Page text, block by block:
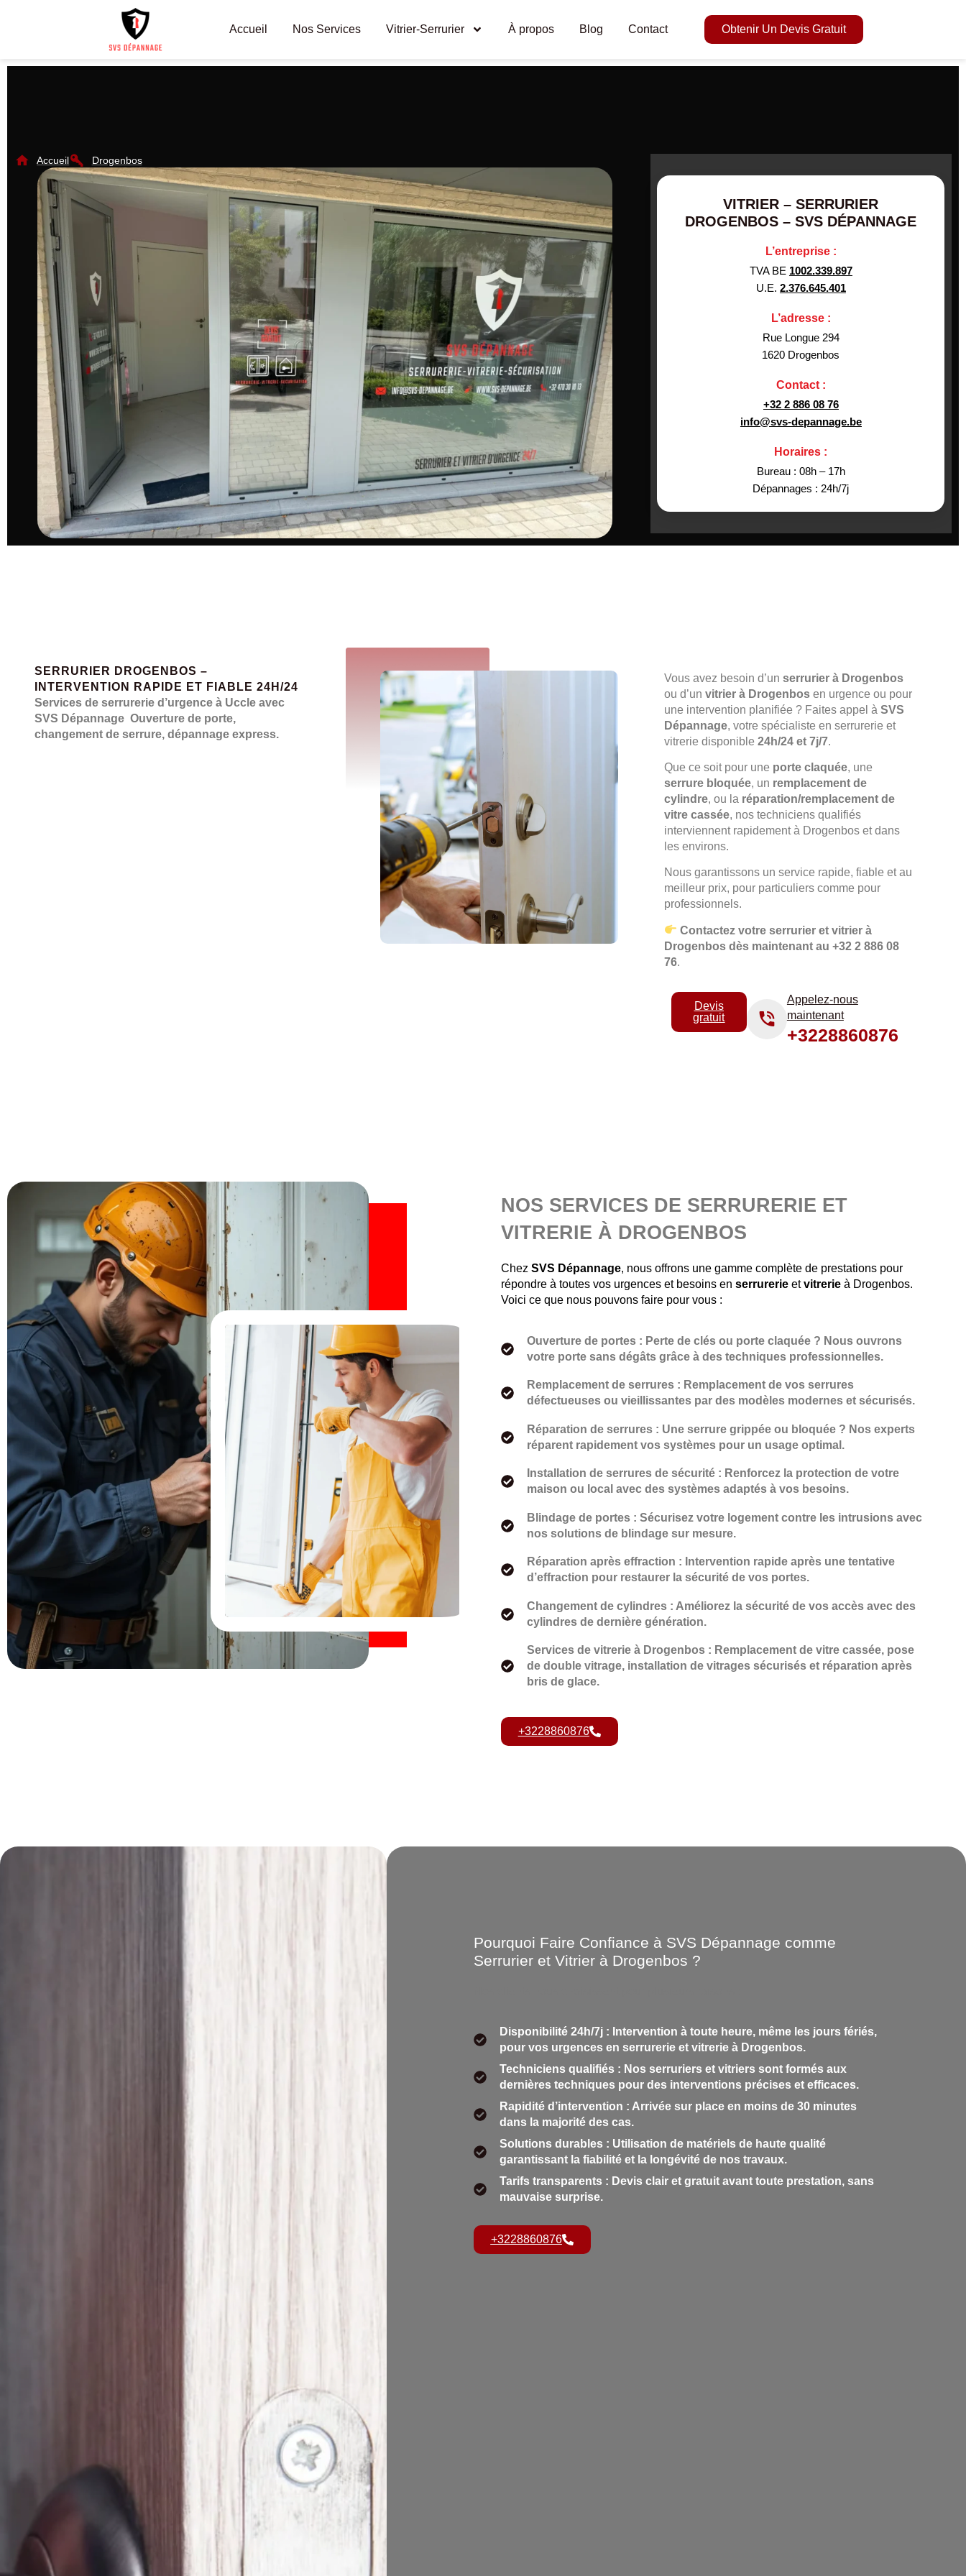
Accueil Nos Services Vitrier-Serrurier À propos Blog Contact Obtenir Un Devis Gratuit
Accueil Drogenbos
VITRIER – SERRURIER
DROGENBOS – SVS DÉPANNAGE
L’entreprise :
TVA BE 1002.339.897
U.E. 2.376.645.401
L’adresse :
Rue Longue 294
1620 Drogenbos
Contact :
+32 2 886 08 76
info@svs-depannage.be
Horaires :
Bureau : 08h – 17h
Dépannages : 24h/7j
SERRURIER DROGENBOS –
INTERVENTION RAPIDE ET FIABLE 24H/24
Services de serrurerie d’urgence à Uccle avec
SVS Dépannage Ouverture de porte,
changement de serrure, dépannage express.
Vous avez besoin d’un serrurier à Drogenbos
ou d’un vitrier à Drogenbosen urgence ou pour
une intervention planifiée ? Faites appel à SVS
Dépannage, votre spécialiste en serrurerie et
vitrerie disponible 24h/24 et 7j/7.
Que ce soit pour une porte claquée, une
serrure bloquée, un remplacement de
cylindre, ou la réparation/remplacement de
vitre cassée, nos techniciens qualifiés
interviennent rapidement à Drogenbos et dans
les environs.
Nous garantissons un service rapide, fiable et au
meilleur prix, pour particuliers comme pour
professionnels.
Contactez votre serrurier et vitrier à
Drogenbos dès maintenant au +32 2 886 08
76.
Devis
gratuit
Appelez-nous
maintenant
+3228860876
NOS SERVICES DE SERRURERIE ET
VITRERIE À DROGENBOS
Chez SVS Dépannage, nous offrons une gamme complète de prestations pour
répondre à toutes vos urgences et besoins en serrurerieetvitrerieà Drogenbos.
Voici ce que nous pouvons faire pour vous :
Ouverture de portes : Perte de clés ou porte claquée ? Nous ouvrons
votre porte sans dégâts grâce à des techniques professionnelles.
Remplacement de serrures : Remplacement de vos serrures
défectueuses ou vieillissantes par des modèles modernes et sécurisés.
Réparation de serrures : Une serrure grippée ou bloquée ? Nos experts
réparent rapidement vos systèmes pour un usage optimal.
Installation de serrures de sécurité : Renforcez la protection de votre
maison ou local avec des systèmes adaptés à vos besoins.
Blindage de portes : Sécurisez votre logement contre les intrusions avec
nos solutions de blindage sur mesure.
Réparation après effraction : Intervention rapide après une tentative
d’effraction pour restaurer la sécurité de vos portes.
Changement de cylindres : Améliorez la sécurité de vos accès avec des
cylindres de dernière génération.
Services de vitrerie à Drogenbos : Remplacement de vitre cassée, pose
de double vitrage, installation de vitrages sécurisés et réparation après
bris de glace.
+3228860876
Pourquoi Faire Confiance à SVS Dépannage comme
Serrurier et Vitrier à Drogenbos ?
Disponibilité 24h/7j : Intervention à toute heure, même les jours fériés,
pour vos urgences en serrurerie et vitrerie à Drogenbos.
Techniciens qualifiés : Nos serruriers et vitriers sont formés aux
dernières techniques pour des interventions précises et efficaces.
Rapidité d’intervention : Arrivée sur place en moins de 30 minutes
dans la majorité des cas.
Solutions durables : Utilisation de matériels de haute qualité
garantissant la fiabilité et la longévité de nos travaux.
Tarifs transparents : Devis clair et gratuit avant toute prestation, sans
mauvaise surprise.
+3228860876